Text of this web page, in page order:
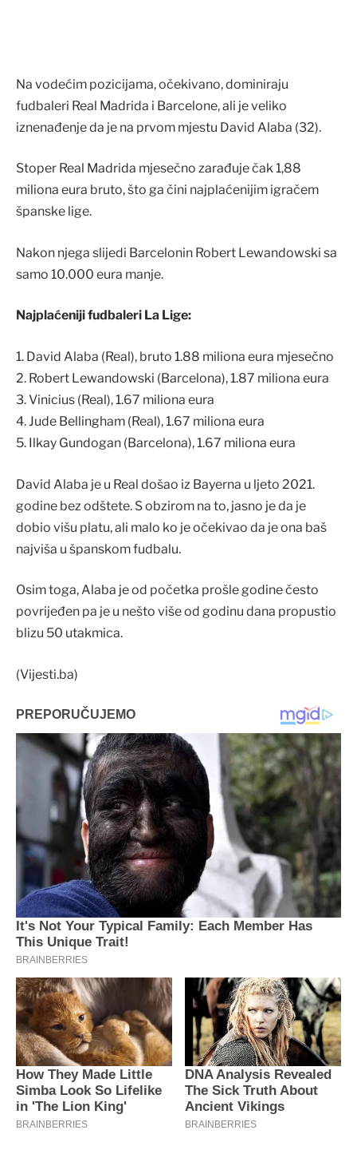
Na vodećim pozicijama, očekivano, dominiraju
fudbaleri Real Madrida i Barcelone, ali je veliko
iznenađenje da je na prvom mjestu David Alaba (32).
Stoper Real Madrida mjesečno zarađuje čak 1,88
miliona eura bruto, što ga čini najplaćenijim igračem
španske lige.
Nakon njega slijedi Barcelonin Robert Lewandowski sa
samo 10.000 eura manje.
Najplaćeniji fudbaleri La Lige:
1. David Alaba (Real), bruto 1.88 miliona eura mjesečno
2. Robert Lewandowski (Barcelona), 1.87 miliona eura
3. Vinicius (Real), 1.67 miliona eura
4. Jude Bellingham (Real), 1.67 miliona eura
5. Ilkay Gundogan (Barcelona), 1.67 miliona eura
David Alaba je u Real došao iz Bayerna u ljeto 2021.
godine bez odštete. S obzirom na to, jasno je da je
dobio višu platu, ali malo ko je očekivao da je ona baš
najviša u španskom fudbalu.
Osim toga, Alaba je od početka prošle godine često
povrijeđen pa je u nešto više od godinu dana propustio
blizu 50 utakmica.
(Vijesti.ba)